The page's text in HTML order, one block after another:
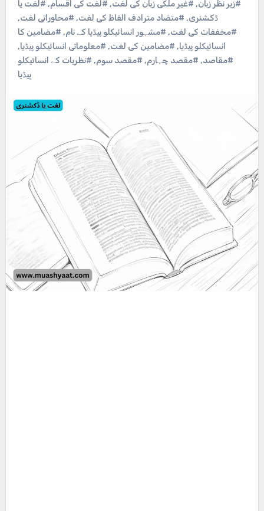
#زیر نظر زبان, #غیر ملکی زبان کی لغت, #لغت کی اقسام, #لغت یا
ڈکشنری, #متضاد مترادف الفاظ کی لغت, #محاوراتی لغت,
#مخففات کی لغت, #مشہور انسائیکلو پیڈیا کے نام, #مضامین کا
انسائیکلو پیڈیا, #مضامین کی لغت, #معلوماتی انسائیکلو پیڈیا,
#مقاصد, #مقصد چہارم, #مقصد سوم, #نظریات کے انسائیکلو
پیڈیا